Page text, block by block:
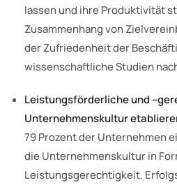
lassen und ihre Produktivität
Zusammenhang von
der Zufriedenheit der
wissenschaftliche Studien
Leistungsförderliche und
Unternehmenskultur
79 Prozent der Unternehmen
die Unternehmenskultur in
Leistungsgerechtigkeit.